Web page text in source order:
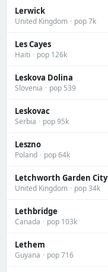
Lerwick
United Kingdom · pop 7k
Les Cayes
Haiti · pop 126k
Leskova Dolina
Slovenia · pop 539
Leskovac
Serbia · pop 95k
Leszno
Poland · pop 64k
Letchworth Garden City
United Kingdom · pop 34k
Lethbridge
Canada · pop 103k
Lethem
Guyana · pop 716